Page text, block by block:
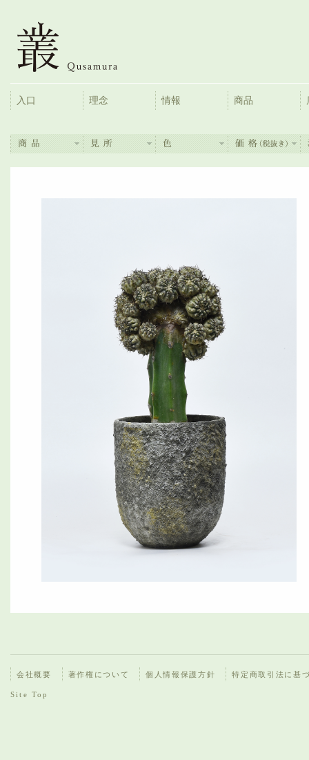
入口 理念 情報 商品
会社概要 著作権について 個人情報保護方針 特定商取引法に基
Site Top